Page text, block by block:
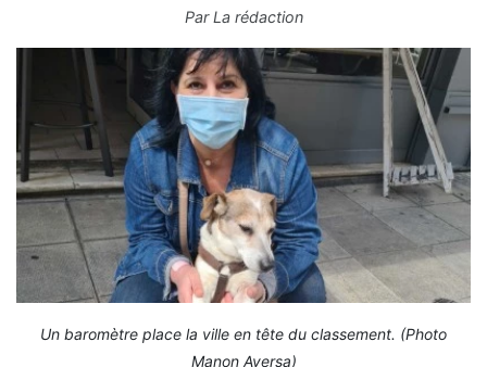
ParLa rédaction
Un baromètre place la ville en tête du classement. (Photo
Manon Aversa)